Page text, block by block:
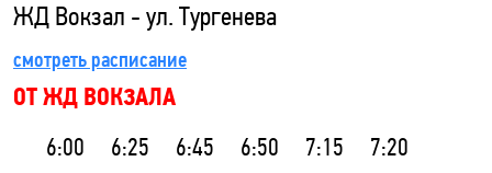
ЖД Вокзал - ул. Тургенева
смотреть расписание
ОТ ЖД ВОКЗАЛА
6:00 6:25 6:45 6:50 7:15
7:20